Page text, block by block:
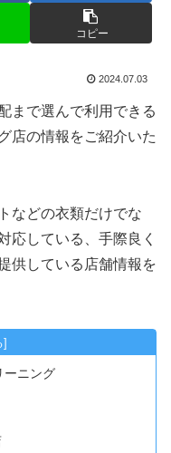
コピー
2024.07.03
まで選んで利用できる
店の情報をご紹介いた
などの衣類だけでな
応している、手際良く
供している店舗情報を
ーニング